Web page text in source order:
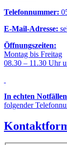
Telefonnummer:
E-Mail-Adresse:
Öffnungszeiten:
Montag bis Freitag
08.30 – 11.30 Uhr
In echten Notfällen
folgender